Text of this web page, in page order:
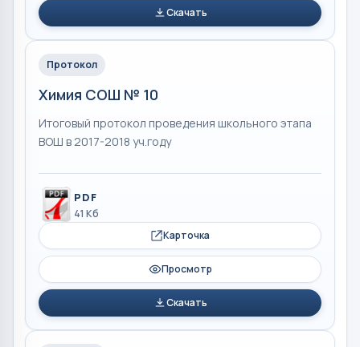
Скачать
Протокол
Химия СОШ № 10
Итоговый протокол проведения школьного этапа
ВОШ в 2017-2018 уч.году
PDF
41 Кб
Карточка
Просмотр
Скачать